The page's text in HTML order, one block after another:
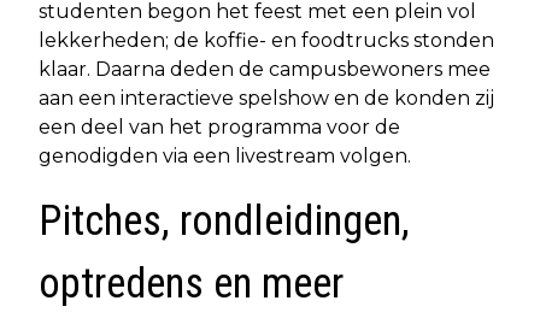
studenten begon het feest met een plein vol
lekkerheden; de koffie- en foodtrucks stonden
klaar. Daarna deden de campusbewoners mee
aan een interactieve spelshow en de konden zij
een deel van het programma voor de
genodigden via een livestream volgen.
Pitches, rondleidingen,
optredens en meer